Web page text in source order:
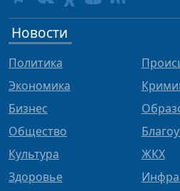
Новости
Политика
Экономика
Бизнес
Общество
Культура
Здоровье
ЖКХ